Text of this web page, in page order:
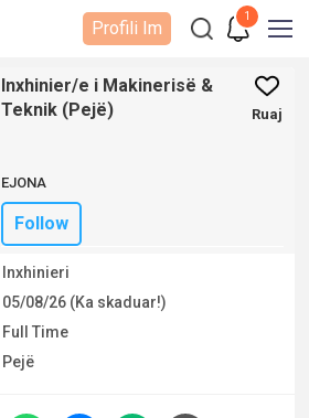
1
Profili Im
Inxhinier/e i Makinerisë &
Teknik (Pejë)
Ruaj
EJONA
Follow
Inxhinieri
05/08/26 (Ka skaduar!)
Full Time
Pejë